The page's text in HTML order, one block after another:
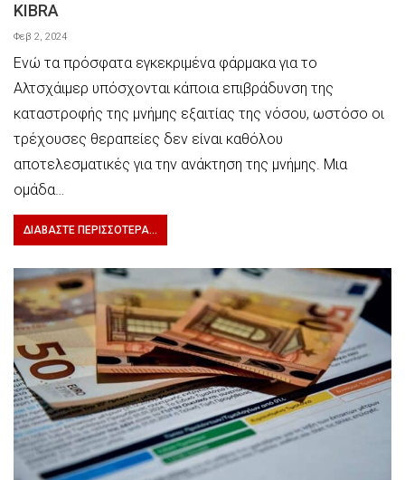
KIBRA
Φεβ 2, 2024
Ενώ τα πρόσφατα εγκεκριμένα φάρμακα για το
Αλτσχάιμερ υπόσχονται κάποια επιβράδυνση της
καταστροφής της μνήμης εξαιτίας της νόσου, ωστόσο οι
τρέχουσες θεραπείες δεν είναι καθόλου
αποτελεσματικές για την ανάκτηση της μνήμης. Μια
ομάδα…
ΔΙΑΒΆΣΤΕ ΠΕΡΙΣΣΌΤΕΡΑ...